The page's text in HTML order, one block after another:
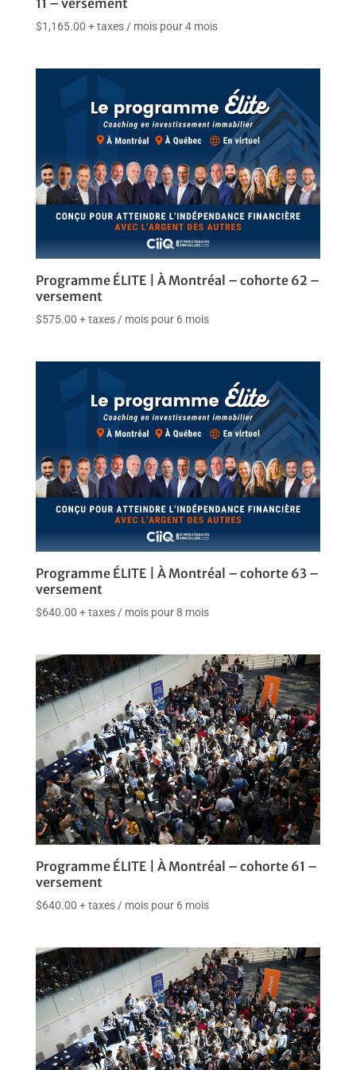
$1,165.00 + taxes / mois pour 4 mois
Programme ÉLITE | À Montréal – cohorte 62 –
versement
$575.00 + taxes / mois pour 6 mois
Programme ÉLITE | À Montréal – cohorte 63 –
versement
$640.00 + taxes / mois pour 8 mois
Programme ÉLITE | À Montréal – cohorte 61 –
versement
$640.00 + taxes / mois pour 6 mois